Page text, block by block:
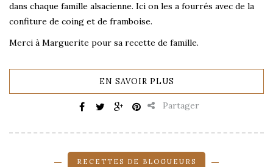
dans chaque famille alsacienne. Ici on les a fourrés avec de la
confiture de coing et de framboise.
Merci à Marguerite pour sa recette de famille.
EN SAVOIR PLUS
Partager
RECETTES DE BLOGUEURS